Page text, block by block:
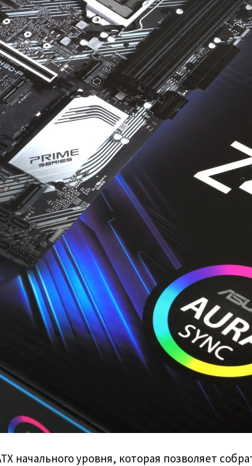
начального уровня, которая позволяет